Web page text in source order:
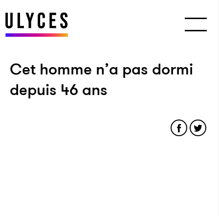
Cet homme n’a pas dormi
depuis 46 ans